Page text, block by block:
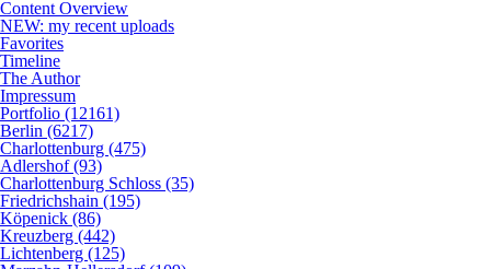
Content Overview
NEW: my recent uploads
Favorites
Timeline
The Author
Impressum
Portfolio (12161)
Berlin (6217)
Charlottenburg (475)
Adlershof (93)
Charlottenburg Schloss (35)
Friedrichshain (195)
Köpenick (86)
Kreuzberg (442)
Lichtenberg (125)